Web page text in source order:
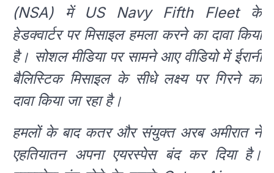
(NSA) में US Navy Fifth Fleet के
हेडक्वार्टर पर मिसाइल हमला करने का दावा किया
है। सोशल मीडिया पर सामने आए वीडियो में ईरानी
बैलिस्टिक मिसाइल के सीधे लक्ष्य पर गिरने का
दावा किया जा रहा है।
हमलों के बाद कतर और संयुक्त अरब अमीरात ने
एहतियातन अपना एयरस्पेस बंद कर दिया है।